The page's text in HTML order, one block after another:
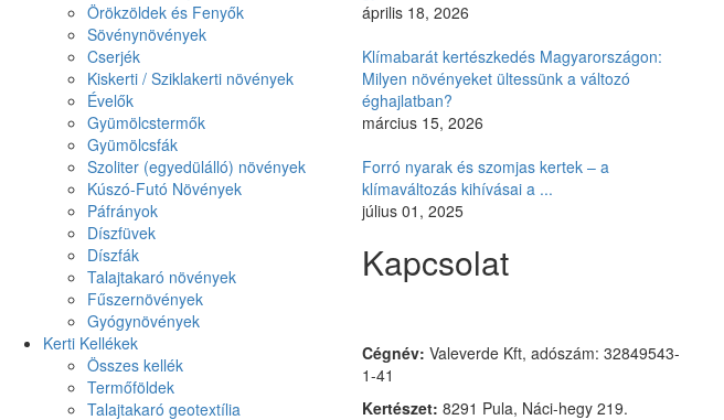
Örökzöldek és Fenyők
Sövénynövények
Cserjék
Kiskerti / Sziklakerti növények
Évelők
Gyümölcstermők
Gyümölcsfák
Szoliter (egyedülálló) növények
Kúszó-Futó Növények
Páfrányok
Díszfüvek
Díszfák
Talajtakaró növények
Fűszernövények
Gyógynövények
Kerti Kellékek
Összes kellék
Termőföldek
Talajtakaró geotextília
április 18, 2026
Klímabarát kertészkedés Magyarországon:
Milyen növényeket ültessünk a változó
éghajlatban?
március 15, 2026
Forró nyarak és szomjas kertek – a
klímaváltozás kihívásai a ...
július 01, 2025
Kapcsolat
Cégnév: Valeverde Kft, adószám: 32849543-
1-41
Kertészet: 8291 Pula, Náci-hegy 219.